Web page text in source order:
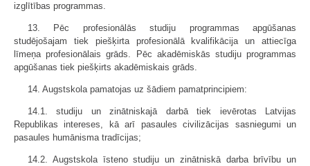
izglītības programmas.
13. Pēc profesionālās studiju programmas apgūšanas
studējošajam tiek piešķirta profesionālā kvalifikācija un attiecīga
līmeņa profesionālais grāds. Pēc akadēmiskās studiju programmas
apgūšanas tiek piešķirts akadēmiskais grāds.
14. Augstskola pamatojas uz šādiem pamatprincipiem:
14.1. studiju un zinātniskajā darbā tiek ievērotas Latvijas
Republikas intereses, kā arī pasaules civilizācijas sasniegumi un
pasaules humānisma tradīcijas;
14.2. Augstskola īsteno studiju un zinātniskā darba brīvību un